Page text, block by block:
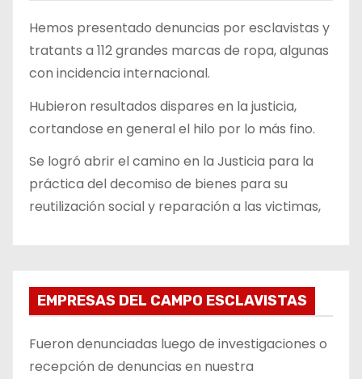
Hemos presentado denuncias por esclavistas y
tratants a 112 grandes marcas de ropa, algunas
con incidencia internacional.
Hubieron resultados dispares en la justicia,
cortandose en general el hilo por lo más fino.
Se logró abrir el camino en la Justicia para la
práctica del decomiso de bienes para su
reutilización social y reparación a las victimas,
EMPRESAS DEL CAMPO ESCLAVISTAS
Fueron denunciadas luego de investigaciones o
recepción de denuncias en nuestra